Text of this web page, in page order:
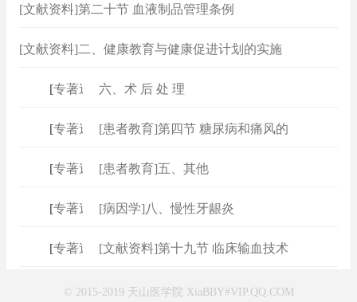
[文献资料]第二十节 血液制品管理条例
[文献资料]二、健康教育与健康促进计划的实施
专著速查 ]
六、术 后 处 理
专著速查 ][患者教育]第四节 糖尿病和痛风的
专著速查 ][患者教育]五、其他
专著速查 ]
[病因学]八、慢性牙龈炎
专著速查 ]
[文献资料]第十九节 临床输血技术
© 2015-2019 天山医学院 XiaBBY#VIP.QQ.COM